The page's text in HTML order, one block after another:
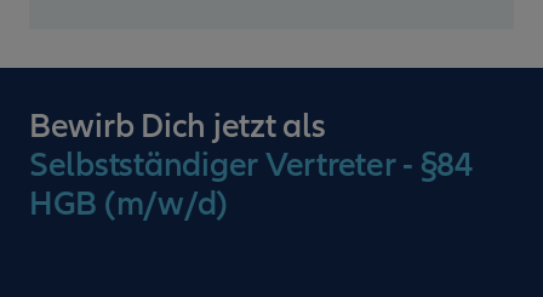
Bewirb Dich jetzt als
Selbstständiger Vertreter - §84
HGB (m/w/d)